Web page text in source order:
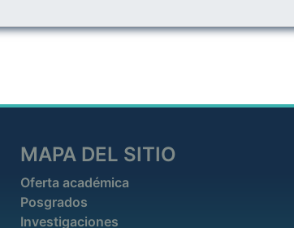
MAPA DEL SITIO
Oferta académica
Posgrados
Investigaciones